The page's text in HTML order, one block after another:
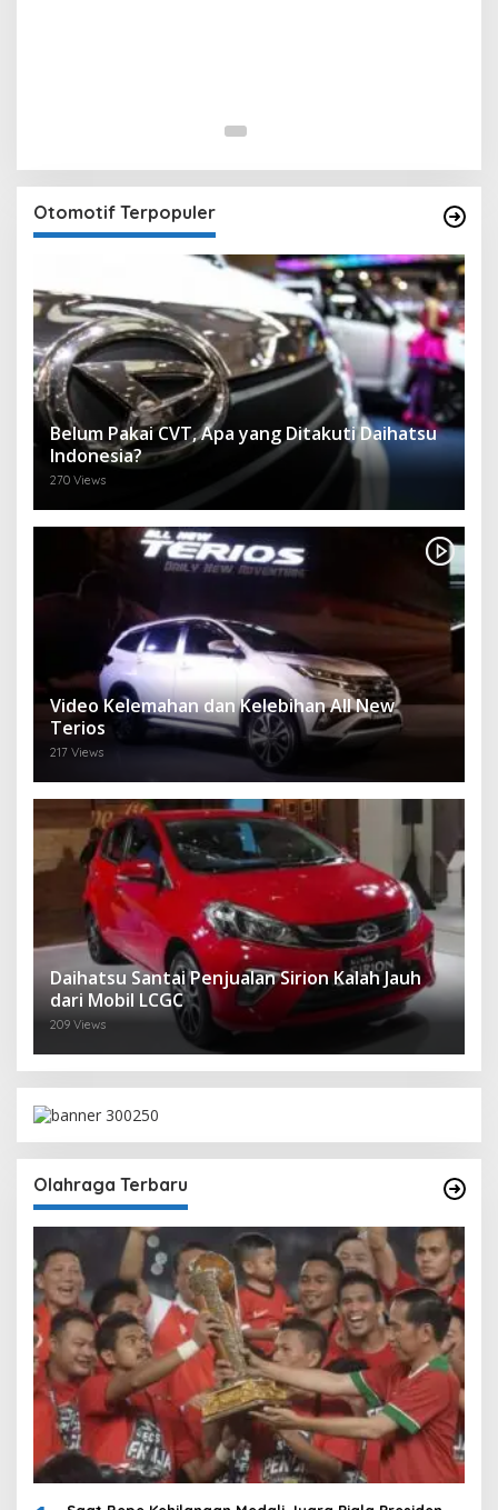
Otomotif Terpopuler
Belum Pakai CVT, Apa yang Ditakuti Daihatsu
Indonesia?
270 Views
Video Kelemahan dan Kelebihan All New
Terios
217 Views
Daihatsu Santai Penjualan Sirion Kalah Jauh
dari Mobil LCGC
209 Views
Olahraga Terbaru